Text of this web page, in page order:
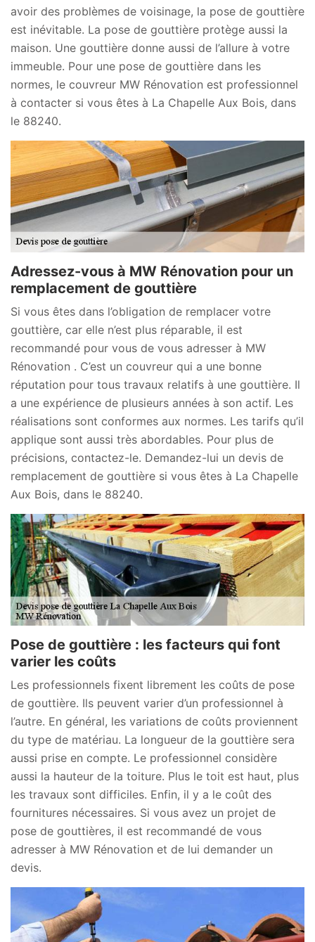
avoir des problèmes de voisinage, la pose de gouttière
est inévitable. La pose de gouttière protège aussi la
maison. Une gouttière donne aussi de l’allure à votre
immeuble. Pour une pose de gouttière dans les
normes, le couvreur MW Rénovation est professionnel
à contacter si vous êtes à La Chapelle Aux Bois, dans
le 88240.
Adressez-vous à MW Rénovation pour un
remplacement de gouttière
Si vous êtes dans l’obligation de remplacer votre
gouttière, car elle n’est plus réparable, il est
recommandé pour vous de vous adresser à MW
Rénovation . C’est un couvreur qui a une bonne
réputation pour tous travaux relatifs à une gouttière. Il
a une expérience de plusieurs années à son actif. Les
réalisations sont conformes aux normes. Les tarifs qu’il
applique sont aussi très abordables. Pour plus de
précisions, contactez-le. Demandez-lui un devis de
remplacement de gouttière si vous êtes à La Chapelle
Aux Bois, dans le 88240.
Pose de gouttière : les facteurs qui font
varier les coûts
Les professionnels fixent librement les coûts de pose
de gouttière. Ils peuvent varier d’un professionnel à
l’autre. En général, les variations de coûts proviennent
du type de matériau. La longueur de la gouttière sera
aussi prise en compte. Le professionnel considère
aussi la hauteur de la toiture. Plus le toit est haut, plus
les travaux sont difficiles. Enfin, il y a le coût des
fournitures nécessaires. Si vous avez un projet de
pose de gouttières, il est recommandé de vous
adresser à MW Rénovation et de lui demander un
devis.